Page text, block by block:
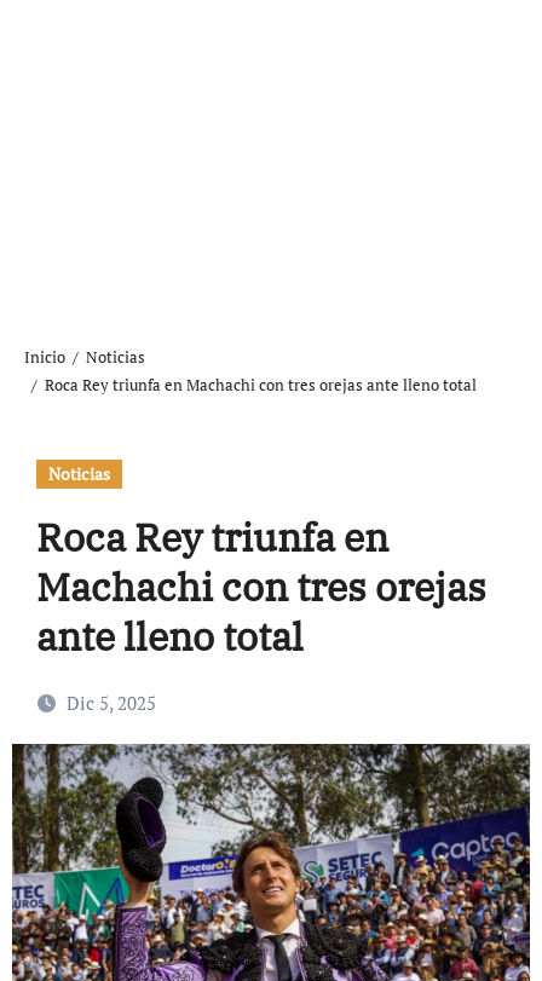
Inicio
Noticias
Roca Rey triunfa en Machachi con tres orejas ante lleno total
Noticias
Roca Rey triunfa en
Machachi con tres orejas
ante lleno total
Dic 5, 2025